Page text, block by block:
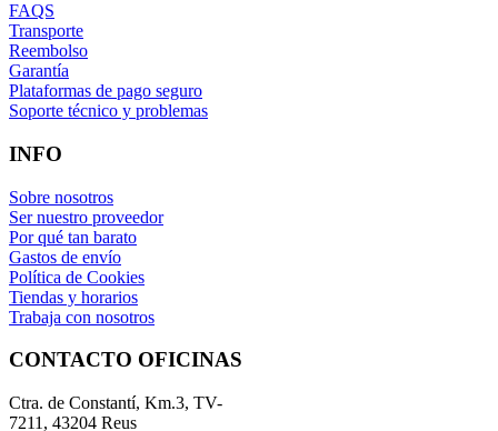
FAQS
Transporte
Reembolso
Garantía
Plataformas de pago seguro
Soporte técnico y problemas
INFO
Sobre nosotros
Ser nuestro proveedor
Por qué tan barato
Gastos de envío
Política de Cookies
Tiendas y horarios
Trabaja con nosotros
CONTACTO OFICINAS
Ctra. de Constantí, Km.3, TV-
7211, 43204 Reus